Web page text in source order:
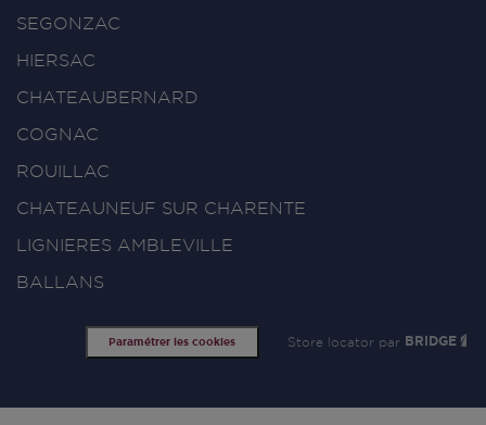
SEGONZAC
HIERSAC
CHATEAUBERNARD
COGNAC
ROUILLAC
CHATEAUNEUF SUR CHARENTE
LIGNIERES AMBLEVILLE
BALLANS
Paramétrer les cookies Store locator par BRIDGE